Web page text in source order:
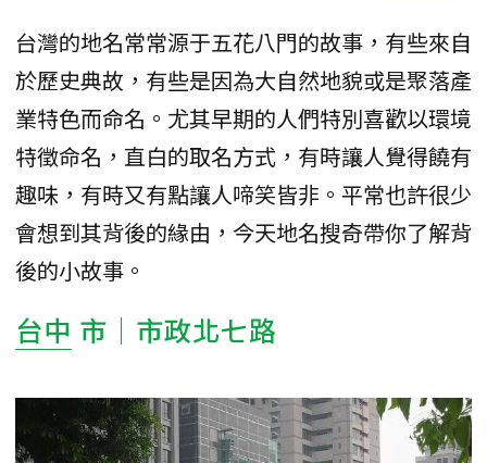
台灣的地名常常源于五花八門的故事，有些來自
於歷史典故，有些是因為大自然地貌或是聚落產
業特色而命名。尤其早期的人們特別喜歡以環境
特徵命名，直白的取名方式，有時讓人覺得饒有
趣味，有時又有點讓人啼笑皆非。平常也許很少
會想到其背後的緣由，今天地名搜奇帶你了解背
後的小故事。
台中 市｜市政北七路